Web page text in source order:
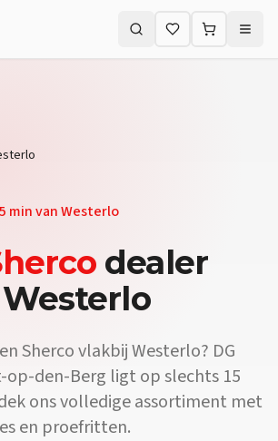
Zoeken (⌘K)
minvanWesterlo
dealer
Westerlo
ShercovlakbijWesterlo? DG
op-den-Berg ligt op slechts 15
ons volledige assortiment met
en proefritten.